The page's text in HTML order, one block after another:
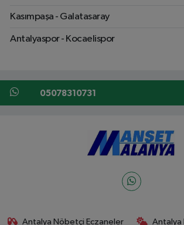
Kasımpaşa - Galatasaray
Antalyaspor - Kocaelispor
05078310731
Antalya Nöbetçi Eczaneler Antalya